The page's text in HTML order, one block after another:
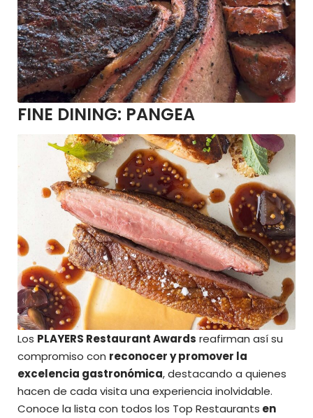
FINE DINING: PANGEA
Los PLAYERS Restaurant Awards reafirman así su
compromiso con reconocer y promover la
excelencia gastronómica, destacando a quienes
hacen de cada visita una experiencia inolvidable.
Conoce la lista con todos los Top Restaurants en